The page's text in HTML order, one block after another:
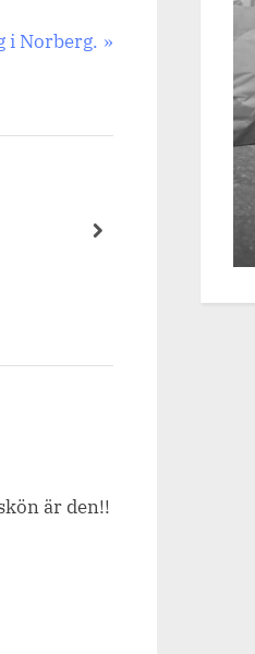
i Norberg.
För att
next
är den!!